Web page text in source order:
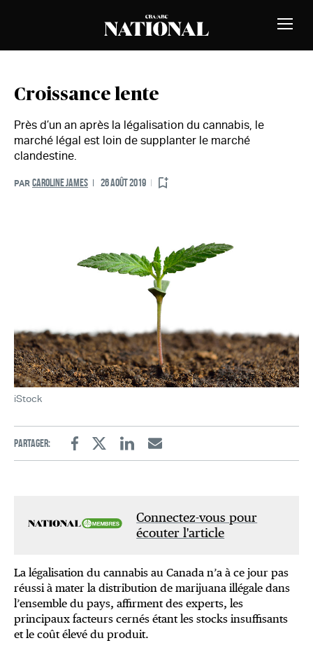
Croissance lente
Près d’un an après la légalisation du cannabis, le
marché légal est loin de supplanter le marché
clandestine.
PAR CAROLINE JAMES 26 AOÛT 2019
iStock
Partager:
FacebookTwitterLinkedinEmail
Connectez-vous pour
écouter l'article
La légalisation du cannabis au Canada n’a à ce jour pas
réussi à mater la distribution de marijuana illégale dans
l’ensemble du pays, affirment des experts, les
principaux facteurs cernés étant les stocks insuffisants
et le coût élevé du produit.